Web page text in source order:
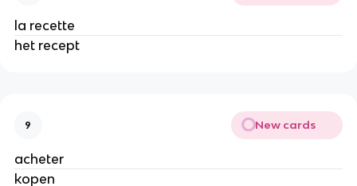
la recette
het recept
9 New cards
acheter
kopen